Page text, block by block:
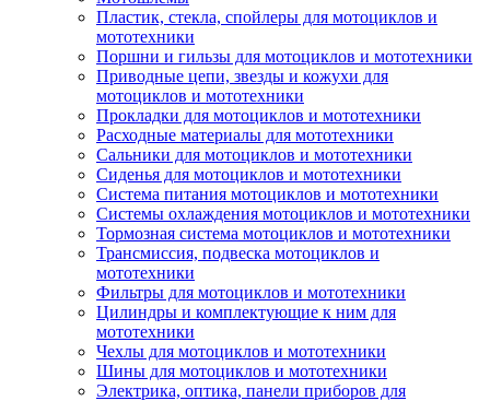
Пластик, стекла, спойлеры для мотоциклов и
мототехники
Поршни и гильзы для мотоциклов и мототехники
Приводные цепи, звезды и кожухи для
мотоциклов и мототехники
Прокладки для мотоциклов и мототехники
Расходные материалы для мототехники
Сальники для мотоциклов и мототехники
Сиденья для мотоциклов и мототехники
Система питания мотоциклов и мототехники
Системы охлаждения мотоциклов и мототехники
Тормозная система мотоциклов и мототехники
Трансмиссия, подвеска мотоциклов и
мототехники
Фильтры для мотоциклов и мототехники
Цилиндры и комплектующие к ним для
мототехники
Чехлы для мотоциклов и мототехники
Шины для мотоциклов и мототехники
Электрика, оптика, панели приборов для